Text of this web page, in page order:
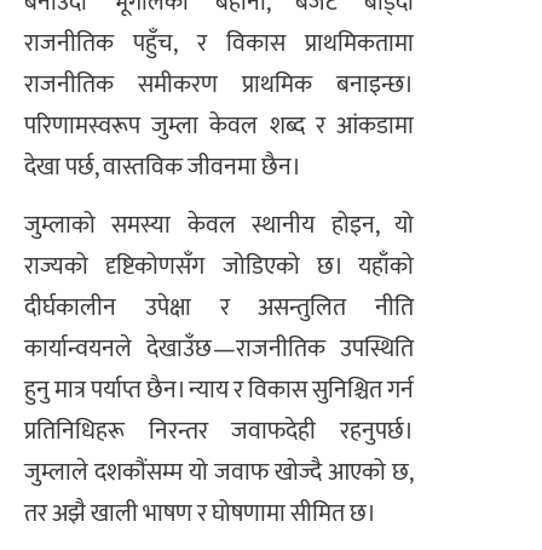
राजनीतिक पहुँच, र विकास प्राथमिकतामा
राजनीतिक समीकरण प्राथमिक बनाइन्छ।
परिणामस्वरूप जुम्ला केवल शब्द र आंकडामा
देखा पर्छ, वास्तविक जीवनमा छैन।
जुम्लाको समस्या केवल स्थानीय होइन, यो
राज्यको दृष्टिकोणसँग जोडिएको छ। यहाँको
दीर्घकालीन उपेक्षा र असन्तुलित नीति
कार्यान्वयनले देखाउँछ—राजनीतिक उपस्थिति
हुनु मात्र पर्याप्त छैन। न्याय र विकास सुनिश्चित गर्न
प्रतिनिधिहरू निरन्तर जवाफदेही रहनुपर्छ।
जुम्लाले दशकौंसम्म यो जवाफ खोज्दै आएको छ,
तर अझै खाली भाषण र घोषणामा सीमित छ।